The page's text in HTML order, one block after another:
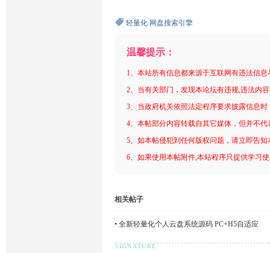
轻量化 网盘搜索引擎
温馨提示：
1、本站所有信息都来源于互联网有违法信
2、当有关部门，发现本论坛有违规,违法内
3、当政府机关依照法定程序要求披露信息
4、本帖部分内容转载自其它媒体，但并不
5、如本帖侵犯到任何版权问题，请立即告
6、如果使用本帖附件,本站程序只提供学习
相关帖子
• 全新轻量化个人云盘系统源码 PC+H5自适应